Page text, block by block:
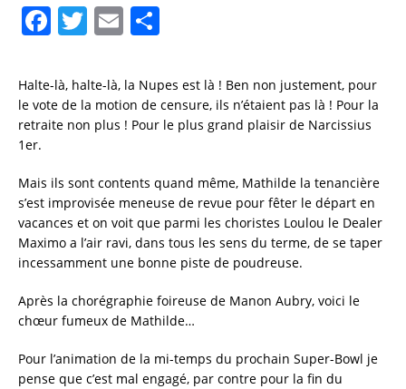
F
c
e
b
o
k
T
it
te
r
E
ai
l
a
re
Halte-là, halte-là, la Nupes est là ! Ben non justement, pour
le vote de la motion de censure, ils n’étaient pas là ! Pour la
retraite non plus ! Pour le plus grand plaisir de Narcissius
1er.
Mais ils sont contents quand même, Mathilde la tenancière
s’est improvisée meneuse de revue pour fêter le départ en
vacances et on voit que parmi les choristes Loulou le Dealer
Maximo a l’air ravi, dans tous les sens du terme, de se taper
incessamment une bonne piste de poudreuse.
Après la chorégraphie foireuse de Manon Aubry, voici le
chœur fumeux de Mathilde…
Pour l’animation de la mi-temps du prochain Super-Bowl je
pense que c’est mal engagé, par contre pour la fin du